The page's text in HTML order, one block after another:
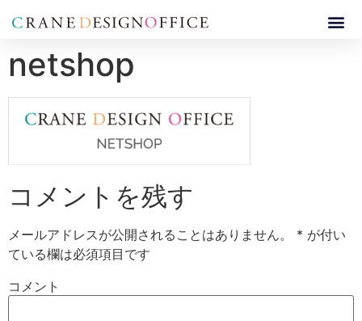
netshop
コメントを残す
メールアドレスが公開されることはありません。 * が付い
ている欄は必須項目です
コメント